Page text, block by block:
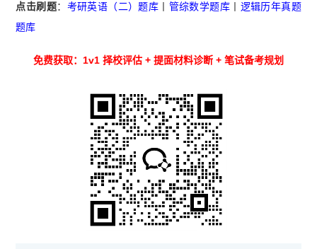
点击刷题： 考研英语（二）题库 管综数学题库
逻辑历年真题
题库
免费获取：1v1 择校评估 + 提面材料诊断 + 笔试备考规划